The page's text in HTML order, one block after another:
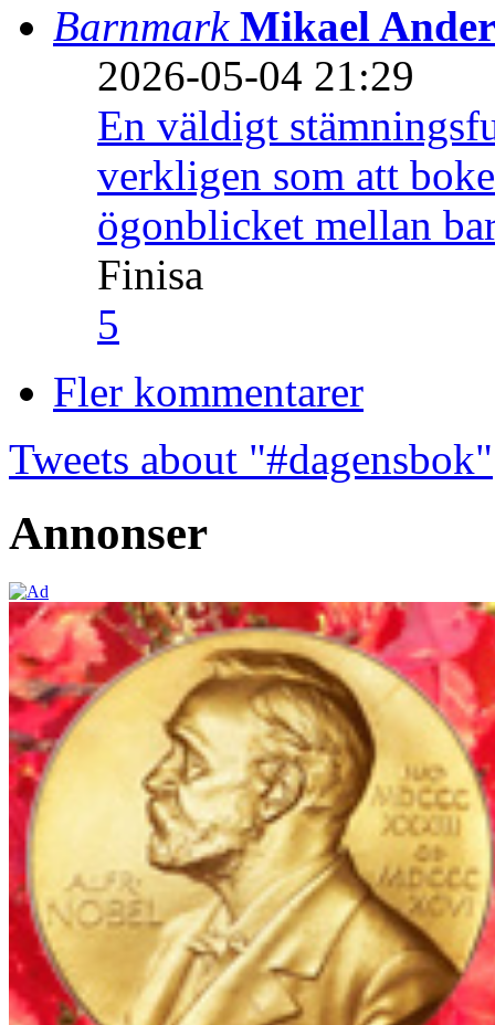
Barnmark Mikael
2026-05-04 21:29
En väldigt
verkligen som att
ögonblicket mellan
Finisa
5
Fler kommentarer
Tweets about "#dagensbok"
Annonser